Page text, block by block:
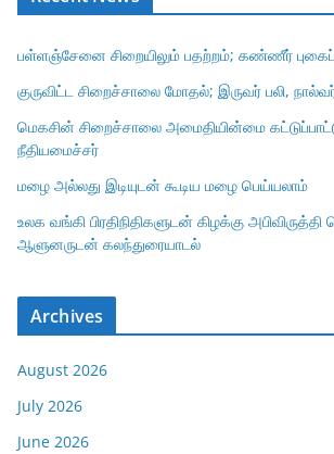
பள்ளஞ்சேனை சிறையிலும் பதற்றம்; கண்ணீர்
குருவிட்ட சிறைச்சாலை மோதல்; இருவர் பலி,
மெகசின் சிறைச்சாலை அமைதியின்மை
நீதியமைச்சர்
மழை அல்லது இடியுடன் கூடிய மழை பெய்யலாம்
உலக வங்கி பிரதிநிதிகளுடன் கிழக்கு
ஆளுனருடன் கலந்துரையாடல்
Archives
August 2026
July 2026
June 2026